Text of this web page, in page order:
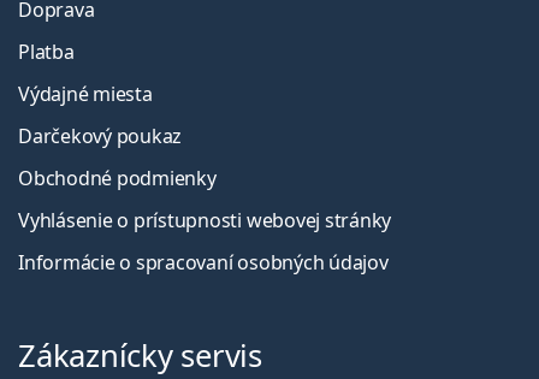
Doprava
Platba
Výdajné miesta
Darčekový poukaz
Obchodné podmienky
Vyhlásenie o prístupnosti webovej stránky
Informácie o spracovaní osobných údajov
Zákaznícky servis